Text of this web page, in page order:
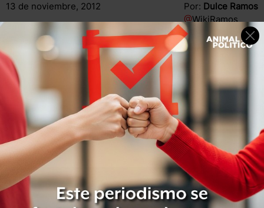
13 de noviembre, 2012 Por: Dulce Ramos
@WikiRamos
Compartir
Compartir Leer después